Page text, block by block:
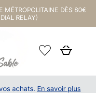
MÉTROPOLITAINE DÈS 80€
RELAY)
achats. En savoir plus